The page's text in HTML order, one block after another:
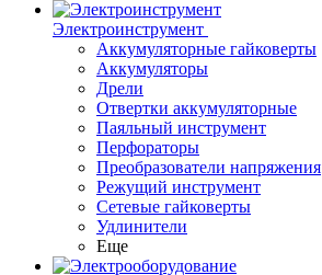
Электроинструмент
Аккумуляторные гайковерты
Аккумуляторы
Дрели
Отвертки аккумуляторные
Паяльный инструмент
Перфораторы
Преобразователи напряжения
Режущий инструмент
Сетевые гайковерты
Удлинители
Еще